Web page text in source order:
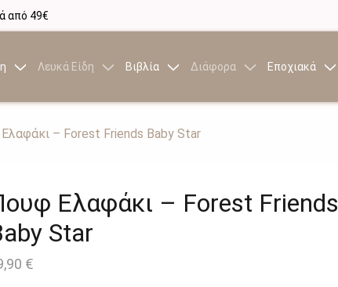
από 49€
Λευκά Είδη Βιβλία Διάφορα Εποχιακά
– Forest Friends Baby Star
Ελαφάκι – Forest Friends
Star
€